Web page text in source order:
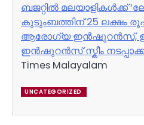
ബജറ്റിൽ മലയാളികൾക്ക്
കുടുംബത്തിന് 25 ലക്ഷം
ആരോഗ്യ ഇൻഷുറൻസ്,
ഇൻഷുറൻസ് സ്കീം
Times Malayalam
UNCATEGORIZED